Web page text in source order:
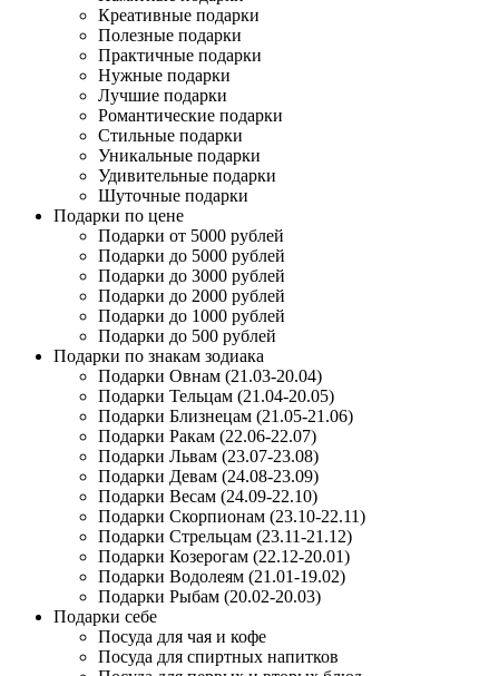
Креативные подарки
Полезные подарки
Практичные подарки
Нужные подарки
Лучшие подарки
Романтические подарки
Стильные подарки
Уникальные подарки
Удивительные подарки
Шуточные подарки
Подарки по цене
Подарки от 5000 рублей
Подарки до 5000 рублей
Подарки до 3000 рублей
Подарки до 2000 рублей
Подарки до 1000 рублей
Подарки до 500 рублей
Подарки по знакам зодиака
Подарки Овнам (21.03-20.04)
Подарки Тельцам (21.04-20.05)
Подарки Близнецам (21.05-21.06)
Подарки Ракам (22.06-22.07)
Подарки Львам (23.07-23.08)
Подарки Девам (24.08-23.09)
Подарки Весам (24.09-22.10)
Подарки Скорпионам (23.10-22.11)
Подарки Стрельцам (23.11-21.12)
Подарки Козерогам (22.12-20.01)
Подарки Водолеям (21.01-19.02)
Подарки Рыбам (20.02-20.03)
Подарки себе
Посуда для чая и кофе
Посуда для спиртных напитков